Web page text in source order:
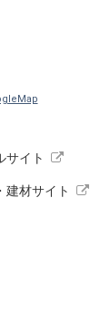
サイト
建材サイト